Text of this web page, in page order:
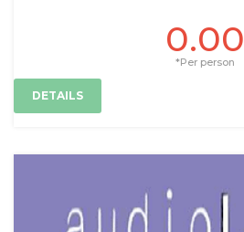
0.00
*Per person
DETAILS